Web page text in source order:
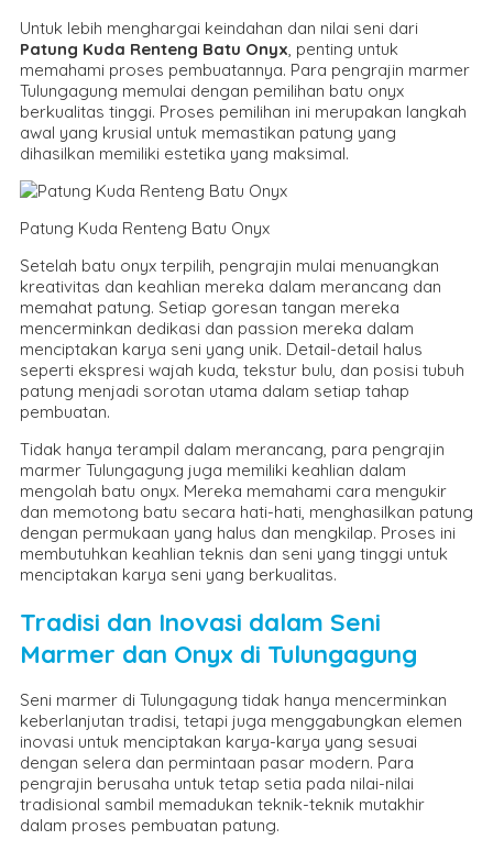
Untuk lebih menghargai keindahan dan nilai seni dari
Patung Kuda Renteng Batu Onyx, penting untuk
memahami proses pembuatannya. Para pengrajin marmer
Tulungagung memulai dengan pemilihan batu onyx
berkualitas tinggi. Proses pemilihan ini merupakan langkah
awal yang krusial untuk memastikan patung yang
dihasilkan memiliki estetika yang maksimal.
Patung Kuda Renteng Batu Onyx
Setelah batu onyx terpilih, pengrajin mulai menuangkan
kreativitas dan keahlian mereka dalam merancang dan
memahat patung. Setiap goresan tangan mereka
mencerminkan dedikasi dan passion mereka dalam
menciptakan karya seni yang unik. Detail-detail halus
seperti ekspresi wajah kuda, tekstur bulu, dan posisi tubuh
patung menjadi sorotan utama dalam setiap tahap
pembuatan.
Tidak hanya terampil dalam merancang, para pengrajin
marmer Tulungagung juga memiliki keahlian dalam
mengolah batu onyx. Mereka memahami cara mengukir
dan memotong batu secara hati-hati, menghasilkan patung
dengan permukaan yang halus dan mengkilap. Proses ini
membutuhkan keahlian teknis dan seni yang tinggi untuk
menciptakan karya seni yang berkualitas.
Tradisi dan Inovasi dalam Seni
Marmer dan Onyx di Tulungagung
Seni marmer di Tulungagung tidak hanya mencerminkan
keberlanjutan tradisi, tetapi juga menggabungkan elemen
inovasi untuk menciptakan karya-karya yang sesuai
dengan selera dan permintaan pasar modern. Para
pengrajin berusaha untuk tetap setia pada nilai-nilai
tradisional sambil memadukan teknik-teknik mutakhir
dalam proses pembuatan patung.